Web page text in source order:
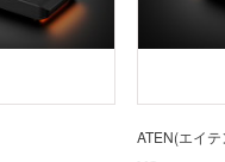
ATEN(エイテ